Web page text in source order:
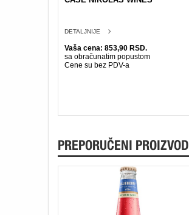
DETALJNIJE
Vaša cena: 853,90 RSD.
sa obračunatim popustom
Cene su bez PDV-a
PREPORUČENI